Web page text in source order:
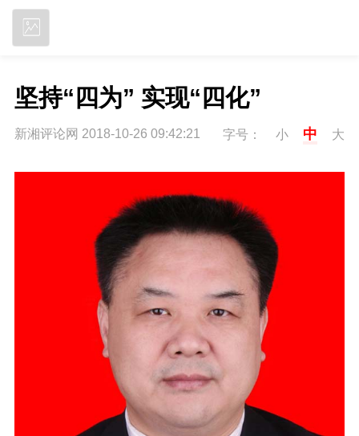
坚持“四为” 实现“四化”
新湘评论网 2018-10-26 09:42:21 字号： 小 中 大